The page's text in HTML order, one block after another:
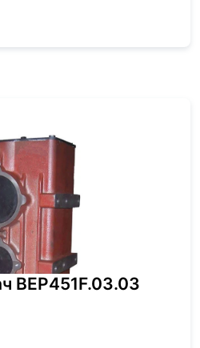
BEP451F.03.03